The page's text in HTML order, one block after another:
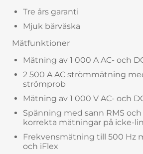
Tre års garanti
Mjuk bärväska
Mätfunktioner
Mätning av 1 000 A AC- och
2 500 A AC strömmätning
strömprob
Mätning av 1 000 V AC- och
Spänning med sann RMS
korrekta mätningar på icke-
Frekvensmätning till 500 Hz
och iFlex